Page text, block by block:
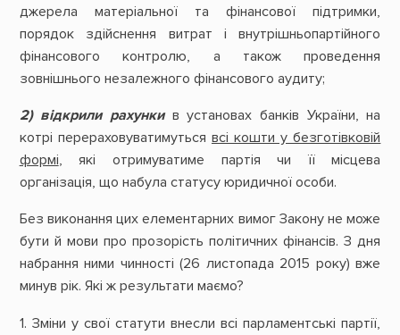
джерела матеріальної та фінансової підтримки,
порядок здійснення витрат і внутрішньопартійного
фінансового контролю, а також проведення
зовнішнього незалежного фінансового аудиту;
2) відкрили рахункив установах банків України, на
котрі перераховуватимуться всі кошти у безготівковій
формі, які отримуватиме партія чи її місцева
організація, що набула статусу юридичної особи.
Без виконання цих елементарних вимог Закону не може
бути й мови про прозорість політичних фінансів. З дня
набрання ними чинності (26 листопада 2015 року) вже
минув рік. Які ж результати маємо?
1. Зміни у свої статути внесли всі парламентські партії,